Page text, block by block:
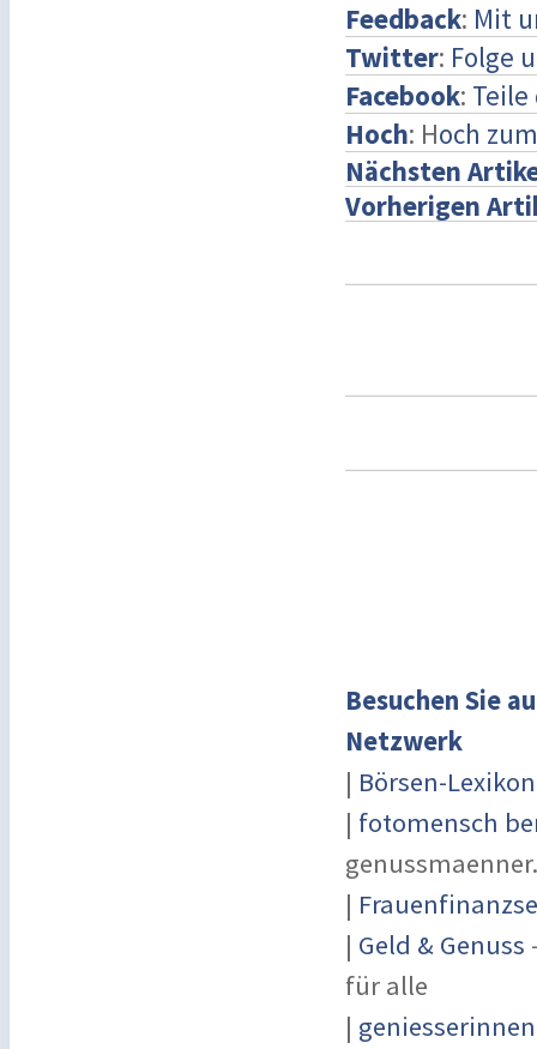
Feedback: Mit
Twitter: Folge
Facebook:
Hoch: Hoch
Nächsten
Vorherigen
Besuchen Sie
Netzwerk
| Börsen-Lexikon
| fotomensch
|
| Geld & Genuss
für alle
|